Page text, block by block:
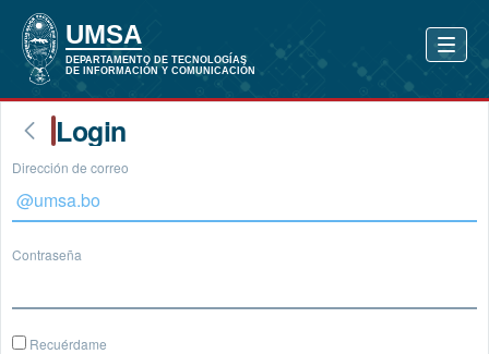
Login
Dirección de correo
Contraseña
Recuérdame